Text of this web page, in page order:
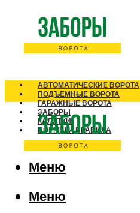
АВТОМАТИЧЕСКИЕ ВОРОТА
ПОДЪЕМНЫЕ ВОРОТА
ГАРАЖНЫЕ ВОРОТА
ЗАБОРЫ
КАЛИТКИ
НОРМЫ И ПРАВИЛА
Меню
Меню